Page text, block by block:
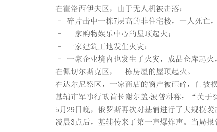
在霍洛西伊夫区，由于无人机被击落：
– 碎片击中一栋7层高的非住宅楼，一人死亡
– 一家购物娱乐中心的屋顶起火；
– 一家建筑工地发生火灾；
– 一家企业境内也发生了火灾，成品仓库起火
在佩切尔斯克区，一栋房屋的屋顶起火。
在达尔尼察区，一家商店的窗户被砸碎，门被
基辅市军事行政首长谢尔盖∙波普科称：“关
5月29日晚，俄罗斯再次对基辅进行了大规模袭
凌晨3点后，基辅传来了第一声爆炸声。当局